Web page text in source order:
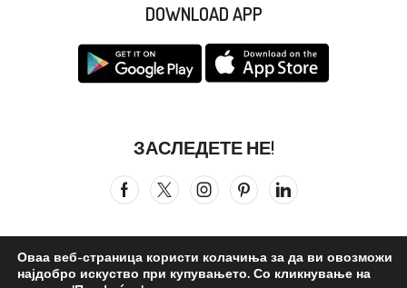
DOWNLOAD APP
ЗАСЛЕДЕТЕ НЕ!
Оваа веб-страница користи колачиња за да ви овозможи
најдобро искуство при купувањето. Со кликнување на